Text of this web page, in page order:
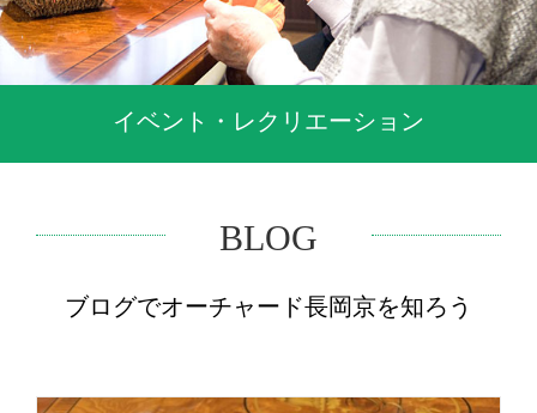
イベント・レクリエーション
BLOG
ブログでオーチャード長岡京を知ろう